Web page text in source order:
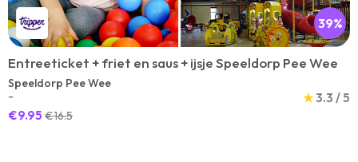
39%
Entreeticket + friet en saus + ijsje Speeldorp Pee Wee
Speeldorp Pee Wee
-
★3.3 / 5
€9.95 €16.5